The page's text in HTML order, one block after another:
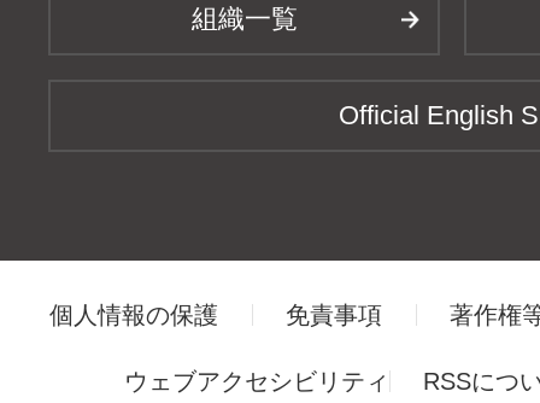
組織一覧
Official English
個人情報の保護 免責事項 著作権
ウェブアクセシビリティ RSSにつ